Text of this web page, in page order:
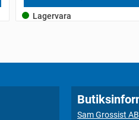
Lagervara
Sam Grossist AB